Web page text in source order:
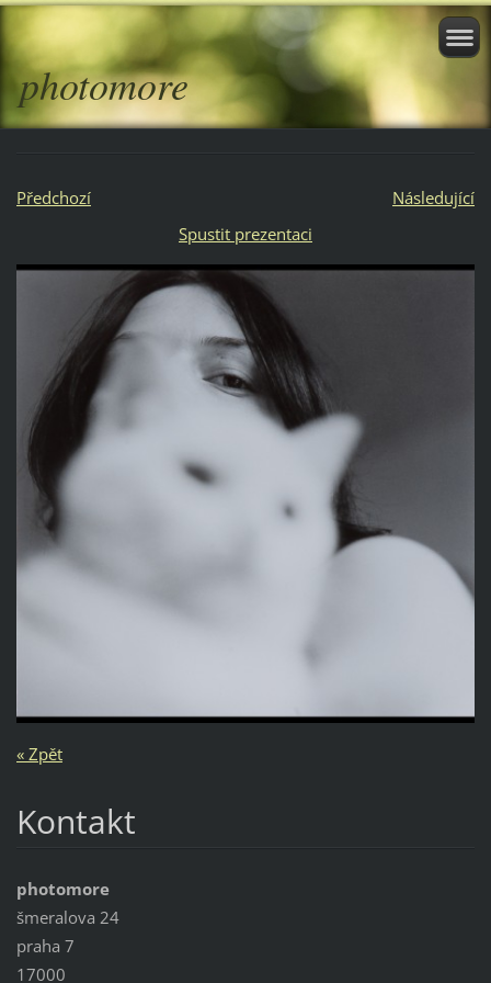
photomore
Předchozí
Následující
Spustit prezentaci
« Zpět
Kontakt
photomore
šmeralova 24
praha 7
17000